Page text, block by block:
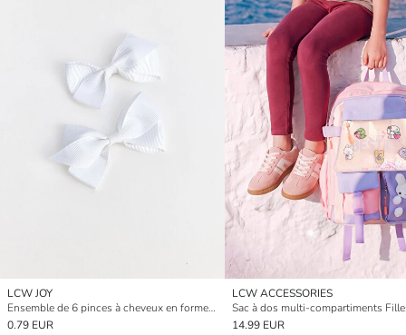
LCW JOY
Ensemble de 6 pinces à cheveux en forme de nœud
0.79 EUR
LCW ACCESSORIES
Sac à dos multi-compartiments
14.99 EUR